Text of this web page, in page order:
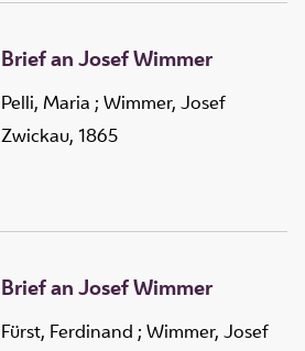
Brief an Josef Wimmer
Pelli, Maria ; Wimmer, Josef
Zwickau, 1865
Brief an Josef Wimmer
Fürst, Ferdinand ; Wimmer, Josef